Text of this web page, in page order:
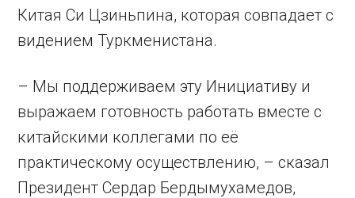
Китая Си Цзиньпина, которая совпадает с
видением Туркменистана.
– Мы поддерживаем эту Инициативу и
выражаем готовность работать вместе с
китайскими коллегами по её
практическому осуществлению, – сказал
Президент Сердар Бердымухамедов,